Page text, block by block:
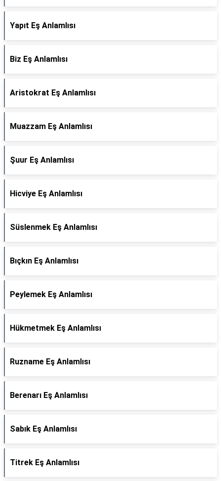
Yapıt Eş Anlamlısı
Biz Eş Anlamlısı
Aristokrat Eş Anlamlısı
Muazzam Eş Anlamlısı
Şuur Eş Anlamlısı
Hicviye Eş Anlamlısı
Süslenmek Eş Anlamlısı
Bıçkın Eş Anlamlısı
Peylemek Eş Anlamlısı
Hükmetmek Eş Anlamlısı
Ruzname Eş Anlamlısı
Berenarı Eş Anlamlısı
Sabık Eş Anlamlısı
Titrek Eş Anlamlısı